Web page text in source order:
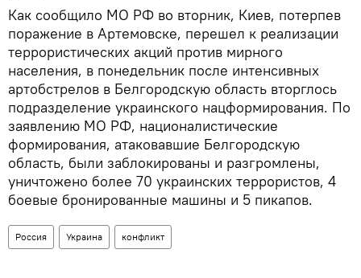
Как сообщило МО РФ во вторник, Киев, потерпев
поражение в Артемовске, перешел к реализации
террористических акций против мирного
населения, в понедельник после интенсивных
артобстрелов в Белгородскую область вторглось
подразделение украинского нацформирования. По
заявлению МО РФ, националистические
формирования, атаковавшие Белгородскую
область, были заблокированы и разгромлены,
уничтожено более 70 украинских террористов, 4
боевые бронированные машины и 5 пикапов.
Россия Украина конфликт